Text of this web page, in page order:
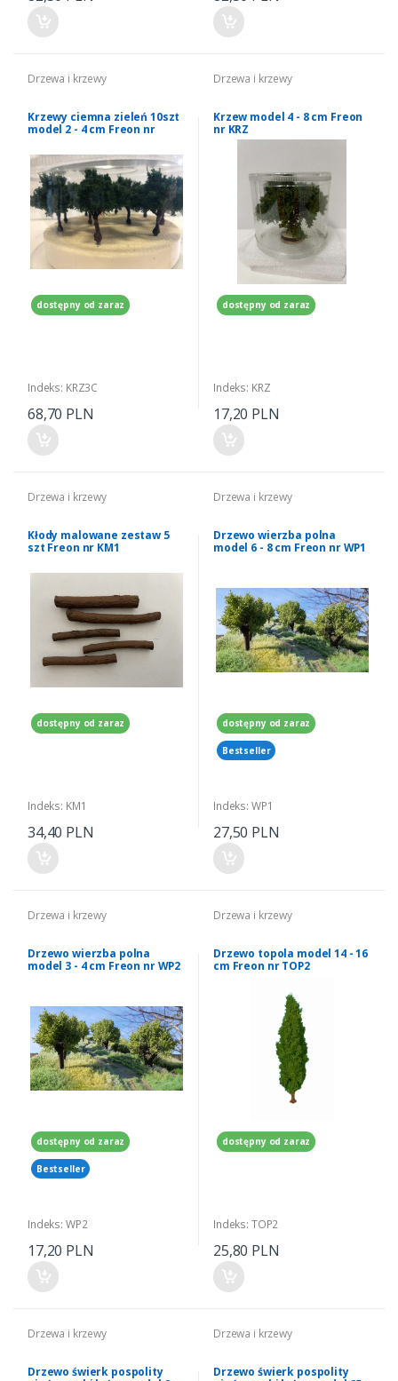
Drzewa i krzewy
Krzewy ciemna zieleń 10szt
model 2 - 4 cm Freon nr
dostępny od zaraz
Indeks: KRZ3C
68,70 PLN
Drzewa i krzewy
Krzew model 4 - 8 cm Freon
nr KRZ
dostępny od zaraz
Indeks: KRZ
17,20 PLN
Drzewa i krzewy
Kłody malowane zestaw 5
szt Freon nr KM1
dostępny od zaraz
Indeks: KM1
34,40 PLN
Drzewa i krzewy
Drzewo wierzba polna
model 6 - 8 cm Freon nr WP1
dostępny od zaraz
Bestseller
Indeks: WP1
27,50 PLN
Drzewa i krzewy
Drzewo wierzba polna
model 3 - 4 cm Freon nr WP2
dostępny od zaraz
Bestseller
Indeks: WP2
17,20 PLN
Drzewa i krzewy
Drzewo topola model 14 - 16
cm Freon nr TOP2
dostępny od zaraz
Indeks: TOP2
25,80 PLN
Drzewa i krzewy
Drzewo świerk pospolity
Drzewa i krzewy
Drzewo świerk pospolity